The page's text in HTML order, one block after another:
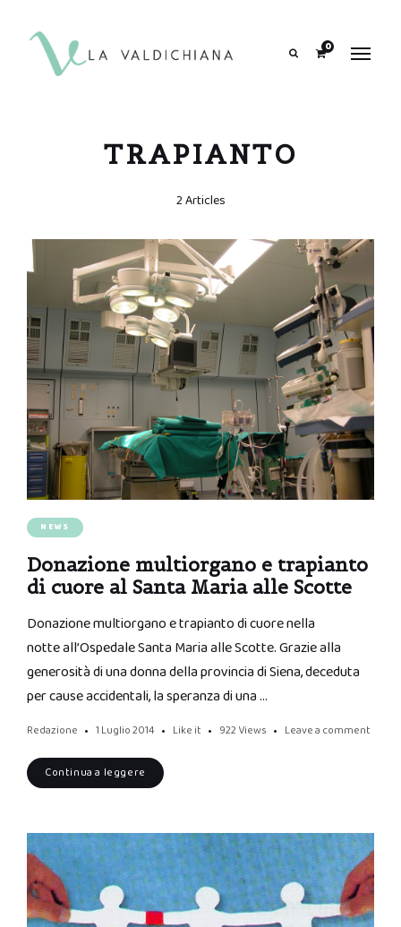
0
TRAPIANTO
2 Articles
NEWS
Donazione multiorgano e trapianto
di cuore al Santa Maria alle Scotte
Donazione multiorgano e trapianto di cuore nella
notte all’Ospedale Santa Maria alle Scotte. Grazie alla
generosità di una donna della provincia di Siena, deceduta
per cause accidentali, la speranza di una …
Redazione 1 Luglio 2014 Like it 922 Views Leave a comment
Continua a leggere